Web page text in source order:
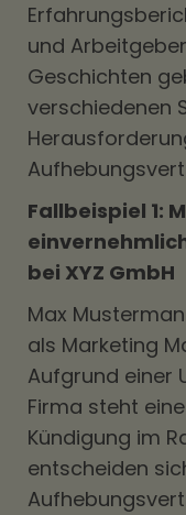
und
Geschichten
verschiedenen
Fallbeispiel 1:
bei XYZ GmbH
Max
als Marketing
Aufgrund einer
Firma steht
Kündigung im
entscheiden